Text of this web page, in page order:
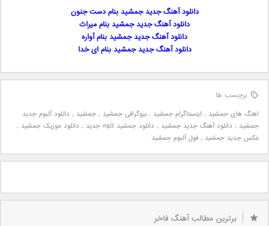
دانلود آهنگ جدید جمشید بنام دست جنون
دانلود آهنگ جدید جمشید بنام میراث
دانلود آهنگ جدید جمشید بنام آواره
دانلود آهنگ جدید جمشید بنام ای خدا
برچسب ها
اهنگ های جمشید , اینستاگرام جمشید , بیوگرافی جمشید , جمشید , دانلود آلبوم جدید
جمشید , دانلود آهنگ جدید جمشید , دانلود جمشید mp3 جدید , دانلود موزیک جمشید ,
عکس جدید جمشید , فول آلبوم جمشید
برترین مطالب آهنگ فاخر